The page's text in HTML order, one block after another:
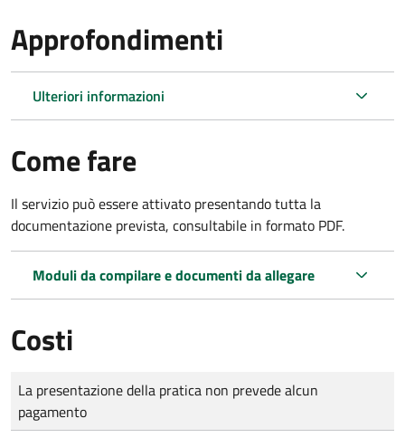
Approfondimenti
Ulteriori informazioni
Come fare
Il servizio può essere attivato presentando tutta la
documentazione prevista, consultabile in formato PDF.
Moduli da compilare e documenti da allegare
Costi
Tipo di pagamento
Importo
La presentazione della pratica non prevede alcun
pagamento